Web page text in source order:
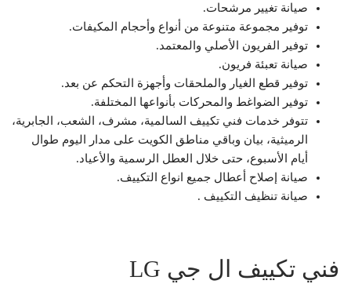
صيانة تغيير مرشحات.
توفير مجموعة متنوعة من أنواع وأحجام المكيفات.
توفير الفريون الأصلي والمعتمد.
صيانة تعبئة فريون.
توفير قطع الغيار والملحقات وأجهزة التحكم عن بعد.
توفير الضواغط والمحركات بأنواعها المختلفة.
تتوفر خدمات فني تكييف السالمية، مشرف، الشعب، الجابرية،
الرميثية، بيان وباقي مناطق الكويت على مدار اليوم طوال
أيام الأسبوع، حتى خلال العطل الرسمية والأعياد.
صيانة إصلاح أعطال جميع انواع التكييف.
صيانة تنظيف التكييف .
فني تكييف ال جي LG